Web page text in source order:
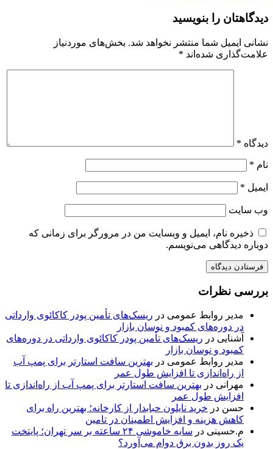
دیدگاهتان را بنویسید
نشانی ایمیل شما منتشر نخواهد شد. بخش‌های موردنیاز
علامت‌گذاری شده‌اند *
دیدگاه *
نام *
ایمیل *
وب‌ سایت
ذخیره نام، ایمیل و وبسایت من در مرورگر برای زمانی که
دوباره دیدگاهی می‌نویسم.
بررسی نظرات
مدیر روابط عمومی در ریسک‌های تأمین پودر کاکائوی وارداتی
در دوره‌های کمبود و نوسان بازار
آشنایی در ریسک‌های تأمین پودر کاکائوی وارداتی در دوره‌های
کمبود و نوسان بازار
مدیر روابط عمومی در بهترین سافت استارتر برای پمپ آب
از راه‌اندازی تا افزایش طول عمر
مهرانی در بهترین سافت استارتر برای پمپ آب از راه‌اندازی تا
افزایش طول عمر
حسن در خرید نایلون حبابدار از کارخانه؛ بهترین راه برای
کاهش هزینه و افزایش اطمینان در تامین
م.حسینی در
سایه خاموشی ۲۴ ساعته بر سر تهران؛ پایتخت
یک روز بدون برق دوام می‌آورد؟